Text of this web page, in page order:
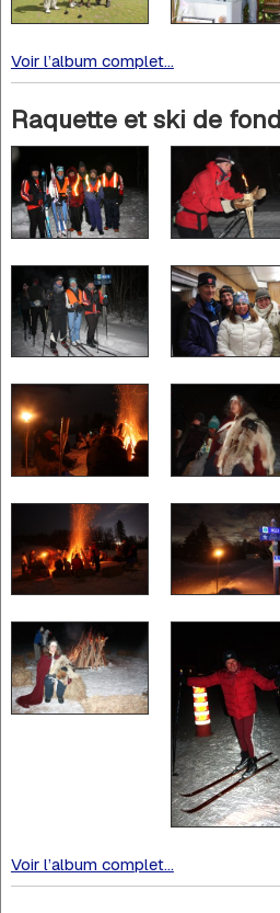
Voir l’album complet...
Raquette et ski de
Voir l’album complet...